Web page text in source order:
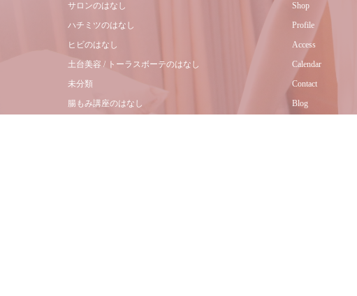
サロンのはなし
ハチミツのはなし
ヒビのはなし
土台美容 / トーラスボーテのはなし
未分類
腸もみ講座のはなし
Shop
Profile
Access
Calendar
Contact
Blog